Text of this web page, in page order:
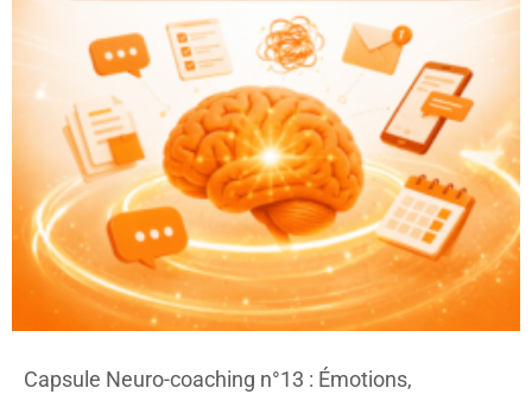
Capsule Neuro-coaching n°13 : Émotions,